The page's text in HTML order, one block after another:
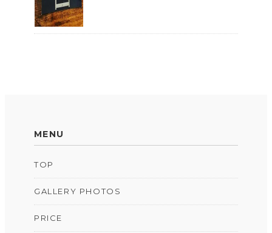
MENU
TOP
GALLERY PHOTOS
PRICE